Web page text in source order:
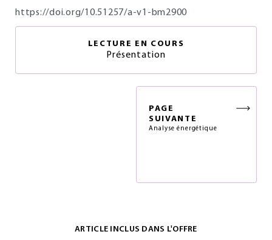
https://doi.org/10.51257/a-v1-bm2900
LECTURE EN COURS
Présentation
PAGE
SUIVANTE
Analyse énergétique
ARTICLE INCLUS DANS L'OFFRE